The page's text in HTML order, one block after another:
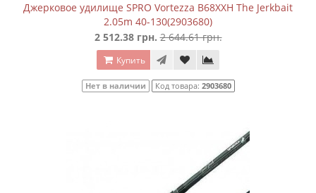
Джерковое удилище SPRO Vortezza B68XXH The Jerkbait
2.05m 40-130(2903680)
2 512.38 грн. 2 644.61 грн.
Купить
Нет в наличии Код товара: 2903680